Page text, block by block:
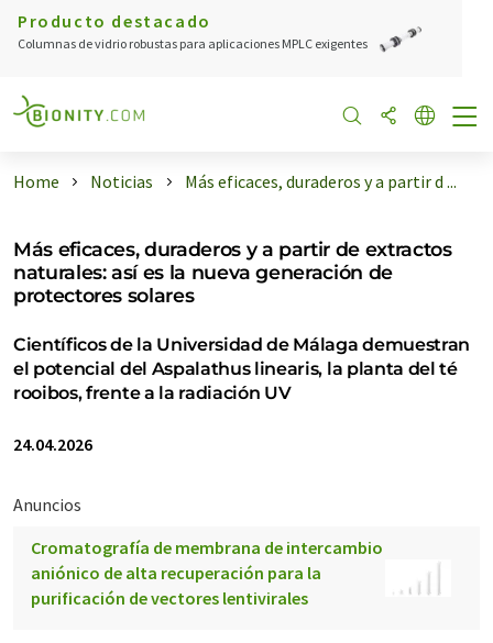
Producto destacado
Columnas de vidrio robustas para aplicaciones MPLC exigentes
Home Noticias Más eficaces, duraderos y a partir d ...
Más eficaces, duraderos y a partir de extractos
naturales: así es la nueva generación de
protectores solares
Científicos de la Universidad de Málaga demuestran
el potencial del Aspalathus linearis, la planta del té
rooibos, frente a la radiación UV
24.04.2026
Anuncios
Cromatografía de membrana de intercambio
aniónico de alta recuperación para la
purificación de vectores lentivirales